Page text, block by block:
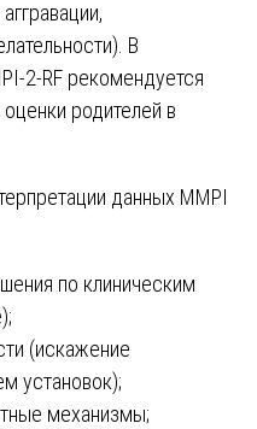
В
2-RF рекомендуется
родителей в
данных MMPI
по клиническим
(искажение
установок);
механизмы;